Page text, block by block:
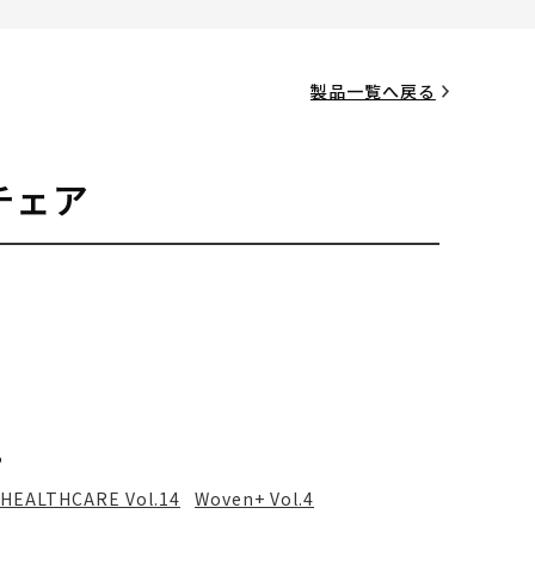
製品一覧へ戻る
ェア
HEALTHCARE Vol.14 Woven+ Vol.4